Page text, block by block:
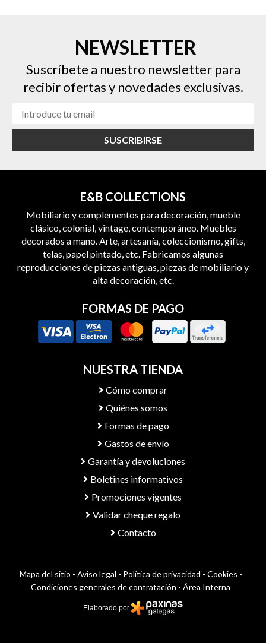
NEWSLETTER
Suscríbete a nuestro newsletter para
recibir ofertas y novedades exclusivas.
SUSCRIBIRSE
E&B COLLECTIONS
Mobiliario y complementos para decoración, mueble
clásico, colonial, vintage, contemporáneo. Muebles
decorados a mano. Arte, artesanía, coleccionismo, gifts,
telas, papel pintado, etc. Fabricamos algunas
reproducciones de piezas antiguas, piezas de mobiliario y
alta decoración, etc.
FORMAS DE PAGO
NUESTRA TIENDA
Cómo comprar
Quiénes somos
Formas de pago
Gastos de envío
Garantía y devoluciones
Boletines informativos
Promociones vigentes
Validar cheque regalo
Contacto
Mapa del sitio - Aviso legal - Política de privacidad - Cookies -
Condiciones generales de contratación - Área Interna
Elaborado por